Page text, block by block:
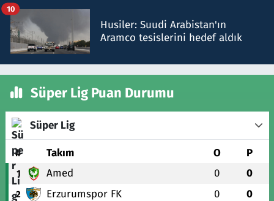
Husiler: Suudi Arabistan'ın
Aramco tesislerini hedef aldık
10
Süper Lig Puan Durumu
Süper Lig
# Takım O P
1 Amed 0 0
2 Erzurumspor FK 0 0